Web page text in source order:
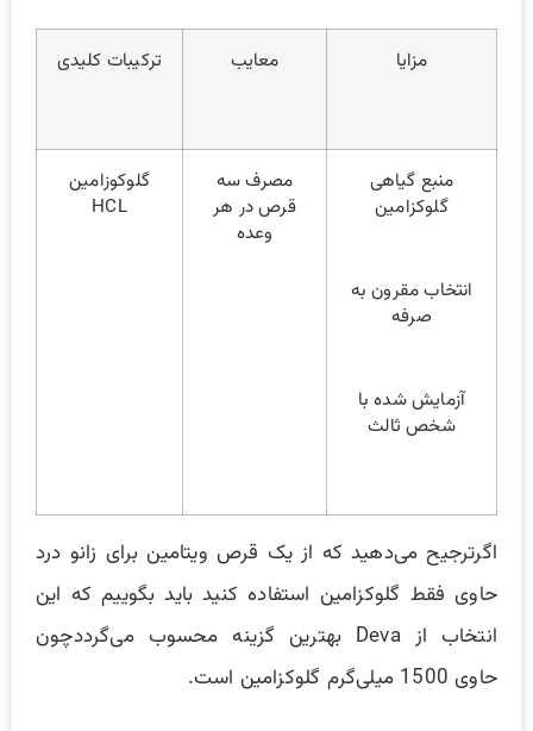
مزایا معایب ترکیبات کلیدی
منبع گیاهی
گلوکزامین
انتخاب مقرون به
صرفه
آزمایش شده با
شخص ثالث
مصرف سه
قرص در هر
وعده
گلوکوزامین
HCL
اگر‌ترجیح می‌دهید که از یک قرص ویتامین برای زانو درد
حاوی فقط گلوکزامین استفاده کنید باید بگوییم که این
انتخاب از Deva بهترین گزینه محسوب می‌گرددچون
حاوی 1500 میلی‌گرم گلوکزامین است.